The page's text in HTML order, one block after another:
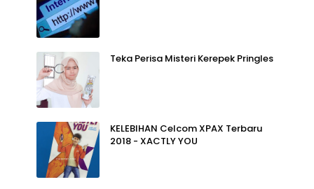
Teka Perisa Misteri Kerepek Pringles
KELEBIHAN Celcom XPAX Terbaru
2018 - XACTLY YOU